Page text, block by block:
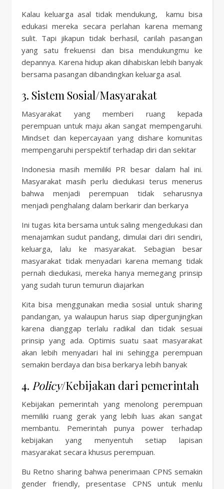
Kalau keluarga asal tidak mendukung, kamu bisa
edukasi mereka secara perlahan karena memang
sulit. Tapi jikapun tidak berhasil, carilah pasangan
yang satu frekuensi dan bisa mendukungmu ke
depannya. Karena hidup akan dihabiskan lebih banyak
bersama pasangan dibandingkan keluarga asal.
3. Sistem Sosial/Masyarakat
Masyarakat yang memberi ruang kepada
perempuan untuk maju akan sangat mempengaruhi.
Mindset dan kepercayaan yang dishare komunitas
mempengaruhi perspektif terhadap diri dan sekitar
Indonesia masih memiliki PR besar dalam hal ini.
Masyarakat masih perlu diedukasi terus menerus
bahwa menjadi perempuan tidak seharusnya
menjadi penghalang dalam berkarir dan berkarya
Ini tugas kita bersama untuk saling mengedukasi dan
menajamkan sudut pandang, dimulai dari diri sendiri,
keluarga, lalu ke masyarakat. Sebagian besar
masyarakat tidak menyadari karena memang tidak
pernah diedukasi, mereka hanya memegang prinsip
yang sudah turun temurun diajarkan
Kita bisa menggunakan media sosial untuk sharing
pandangan, ya walaupun harus siap dipergunjingkan
karena dianggap terlalu radikal dan tidak sesuai
prinsip yang ada. Optimis suatu saat masyarakat
akan lebih menyadari hal ini sehingga perempuan
semakin berdaya dan bisa berkarya lebih banyak
4. Policy/Kebijakan dari pemerintah
Kebijakan pemerintah yang menolong perempuan
memiliki ruang gerak yang lebih luas akan sangat
membantu. Pemerintah punya power terhadap
kebijakan yang menyentuh setiap lapisan
masyarakat secara khusus perempuan.
Bu Retno sharing bahwa penerimaan CPNS semakin
gender friendly, presentase CPNS untuk menlu